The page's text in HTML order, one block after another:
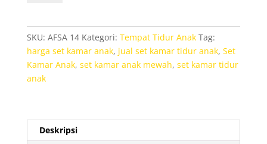
Mewah
Victorian
SKU: AFSA 14 Kategori: Tempat Tidur Anak Tag:
harga set kamar anak, jual set kamar tidur anak, Set
Kamar Anak, set kamar anak mewah, set kamar tidur
anak
Deskripsi